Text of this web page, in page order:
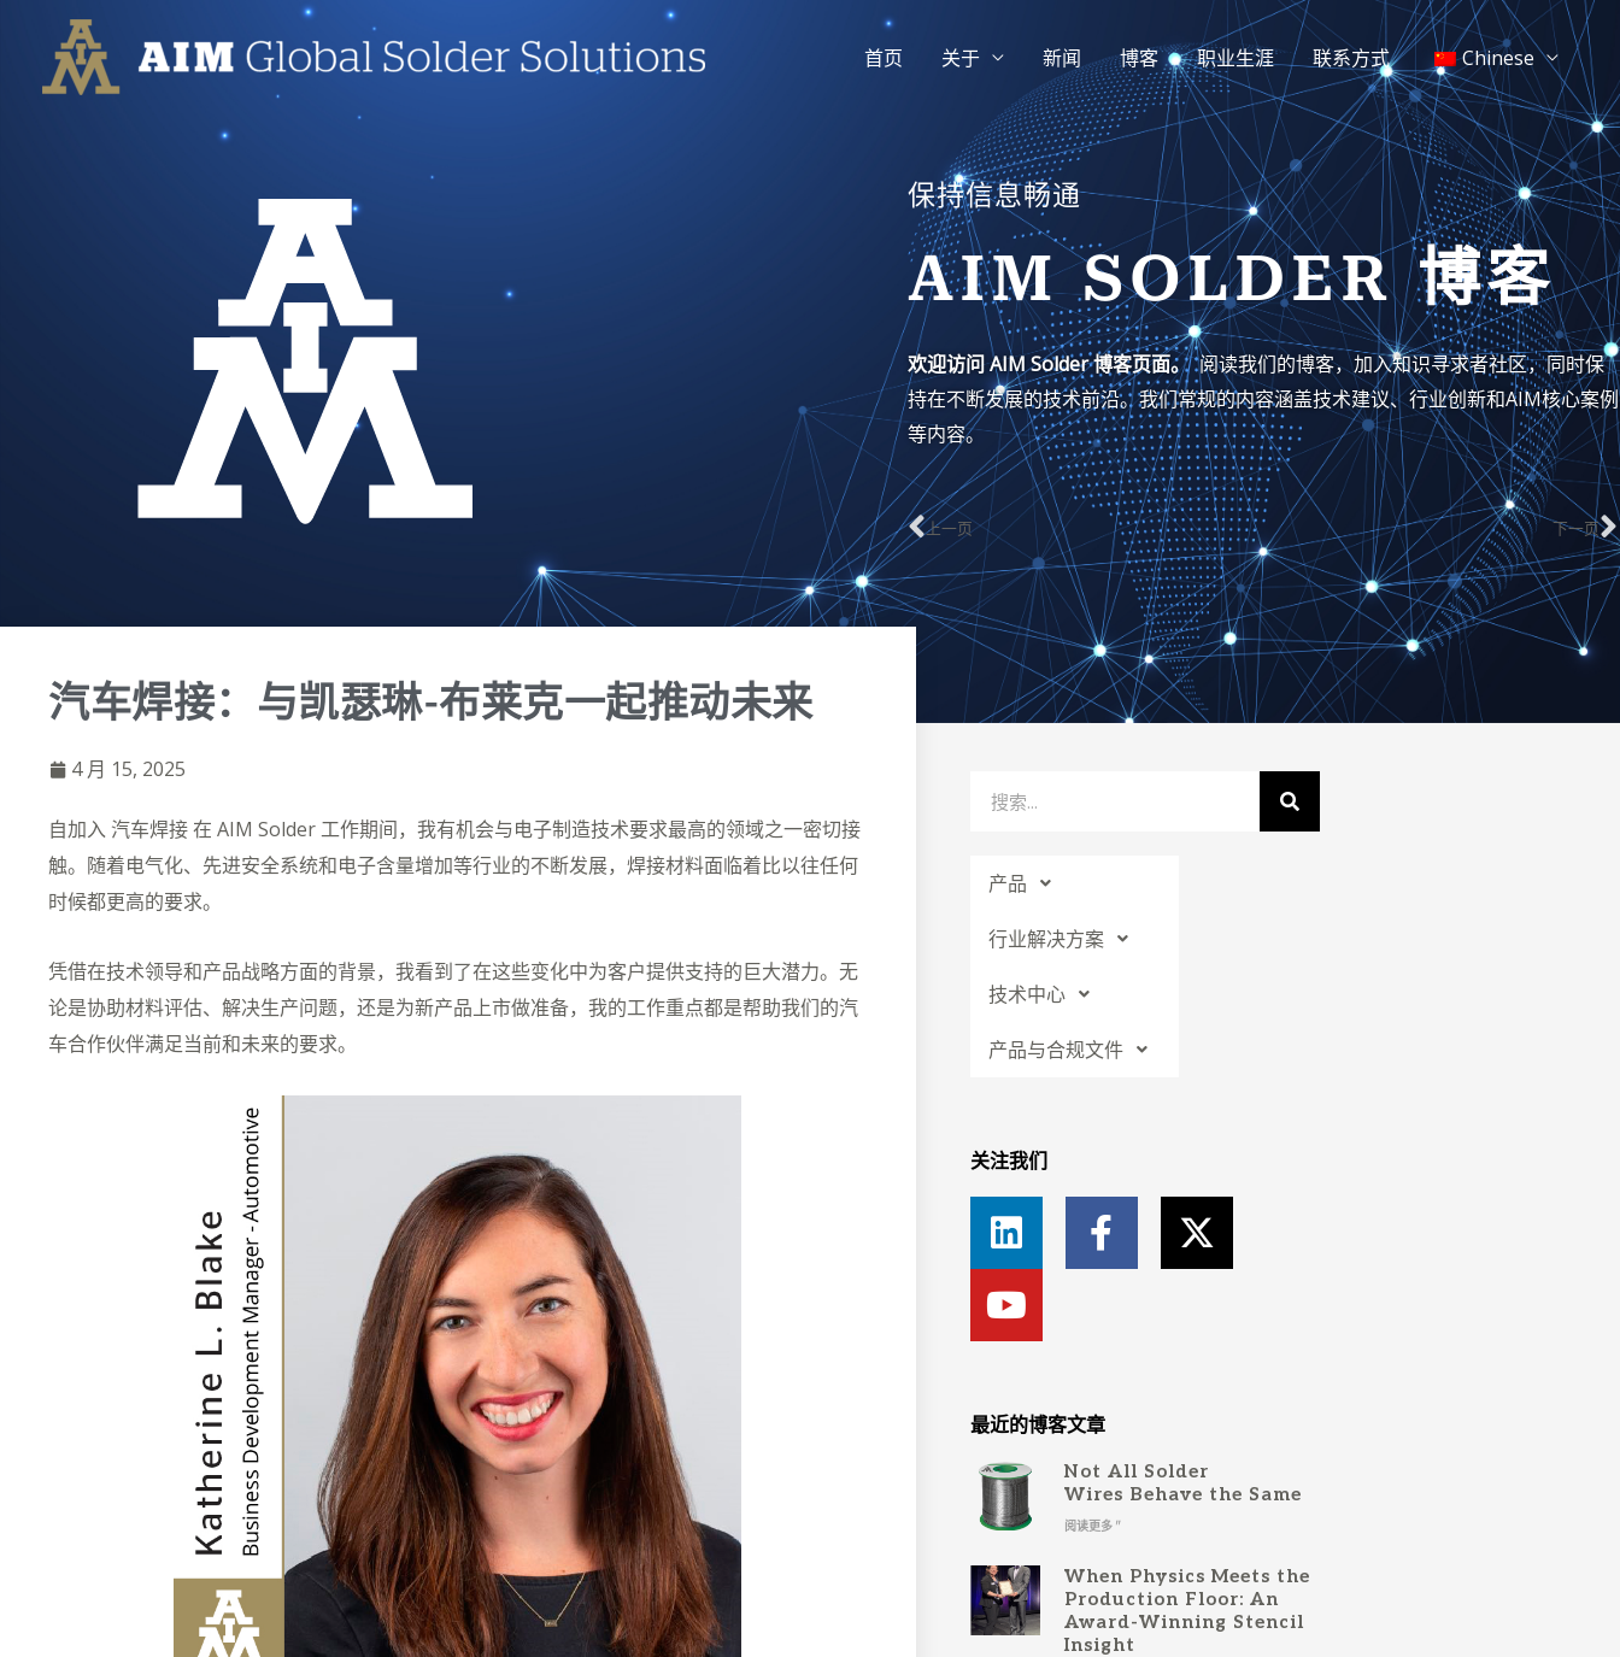
首页 关于 新闻 博客 职业生涯 联系方式 Chinese
保持信息畅通
AIM SOLDER 博客
欢迎访问 AIM Solder 博客页面。阅读我们的博客，加入知识寻求者社区，同时保
持在不断发展的技术前沿。我们常规的内容涵盖技术建议、行业创新和AIM核心案例
等内容。
Prev
上一页 下一页
汽车焊接：与凯瑟琳-布莱克一起推动未来
4 月 15, 2025
自加入 汽车焊接在 AIM Solder 工作期间，我有机会与电子制造技术要求最高的领域之一密切接
触。随着电气化、先进安全系统和电子含量增加等行业的不断发展，焊接材料面临着比以往任何
时候都更高的要求。
凭借在技术领导和产品战略方面的背景，我看到了在这些变化中为客户提供支持的巨大潜力。无
论是协助材料评估、解决生产问题，还是为新产品上市做准备，我的工作重点都是帮助我们的汽
车合作伙伴满足当前和未来的要求。
Search
产品
行业解决方案
技术中心
产品与合规文件
关注我们
L
i
n
k
e
i
n
F
a
c
o
k
-
f
X
-
t
e
r
Y
o
u
t
u
e
最近的博客文章
Not All Solder
Wires Behave the Same
阅读更多 "
When Physics Meets the
Production Floor: An
Award-Winning Stencil
Insight